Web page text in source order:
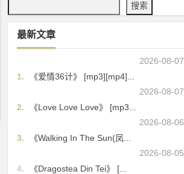
搜索
最新文章
2026-08-07
1.
《爱情36计》 [mp3][mp4]...
2026-08-07
2.
《Love Love Love》 [mp3...
2026-08-06
3.
《Walking In The Sun(凤...
2026-08-05
4.
《Dragostea Din Tei》 [...